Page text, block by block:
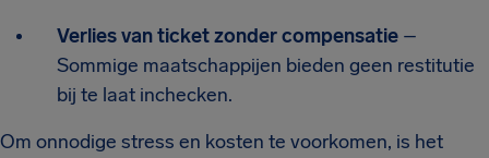
Verlies van ticket zonder compensatie –
Sommige maatschappijen bieden geen restitutie
bij te laat inchecken.
Om onnodige stress en kosten te voorkomen, is het